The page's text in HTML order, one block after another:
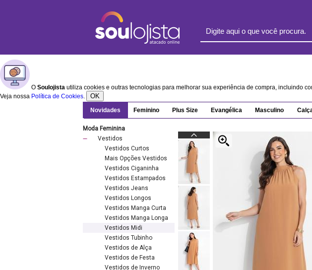
O Soulojista utiliza cookies e outras tecnologias para melhorar sua experiência de compra, incluindo
Veja nossa Política de Cookies. OK
Novidades Feminino Plus Size Evangélica Masculino
Moda Feminina
Vestidos
Vestidos Curtos
Mais Opções Vestidos
Vestidos Ciganinha
Vestidos Estampados
Vestidos Jeans
Vestidos Longos
Vestidos Manga Curta
Vestidos Manga Longa
Vestidos Midi
Vestidos Tubinho
Vestidos de Alça
Vestidos de Festa
Vestidos de Inverno